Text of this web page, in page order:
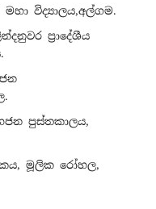
විද්‍යාලය,අල්ගම.
ප්‍රාදේශීය
පුස්තකාලය,
මූලික රෝහල,